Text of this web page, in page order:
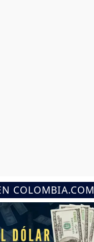
COLOMBIA.COM